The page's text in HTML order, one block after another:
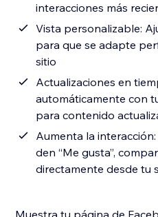
interacciones más
Vista personalizable:
para que se adapte
sitio
Actualizaciones en
automáticamente con
para contenido
Aumenta la
den “Me gusta”,
directamente desde tu